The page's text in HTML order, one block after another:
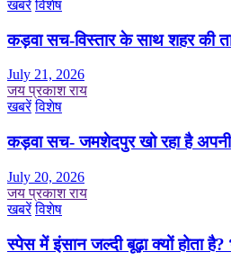
खबरें विशेष
कड़वा सच-विस्तार के साथ शहर की
July 21, 2026
जय प्रकाश राय
खबरें विशेष
कड़वा सच- जमशेदपुर खो रहा है
July 20, 2026
जय प्रकाश राय
खबरें विशेष
स्पेस में इंसान जल्दी बूढ़ा क्यों होता